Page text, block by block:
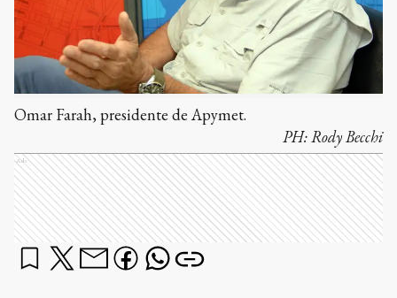
Omar Farah, presidente de Apymet.
PH:Rody Becchi
Ads